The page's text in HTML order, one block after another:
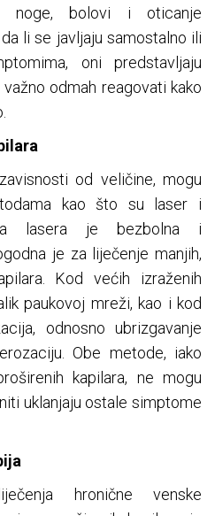
noge, bolovi i oticanje
li se javljaju samostalno ili
oni predstavljaju
odmah reagovati kako
od veličine, mogu
kao što su laser i
lasera je bezbolna i
je za liječenje manjih,
Kod većih izraženih
paukovoj mreži, kao i kod
odnosno ubrizgavanje
Obe metode, iako
kapilara, ne mogu
uklanjaju ostale simptome
hronične venske